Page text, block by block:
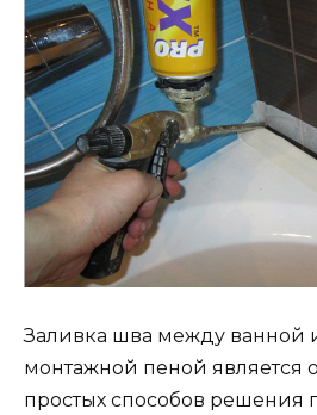
Заливка шва между ванной
монтажной пеной является
простых способов решения